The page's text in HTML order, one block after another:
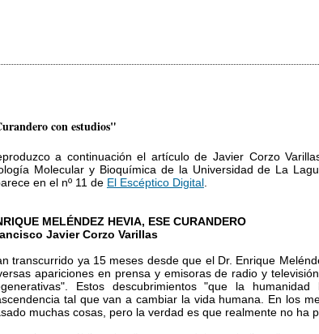
con estudios"
a continuación el artículo de Javier Corzo
Molecular y Bioquímica de la Universidad de La
en el nº 11 de El Escéptico Digital.
MELÉNDEZ HEVIA, ESE CURANDERO
Javier Corzo Varillas
transcurrido ya 15 meses desde que el Dr. Enrique
apariciones en prensa y emisoras de radio y
Estos descubrimientos "que la
tal que van a cambiar la vida humana. En los
muchas cosas, pero la verdad es que realmente no ha